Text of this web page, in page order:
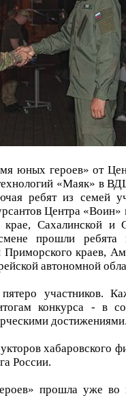
юных героев» от
«Маяк» в
ребят из семей
Центра «Воин»
Сахалинской и
прошли
Приморского краев,
автономной
участников.
конкурса - в
хабаровского
России.
прошла уже во